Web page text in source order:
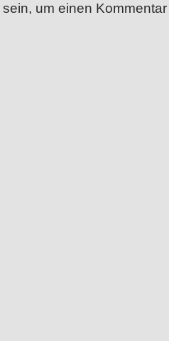
sein, um einen